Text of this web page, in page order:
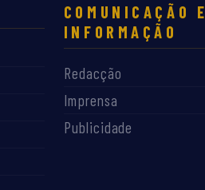
COMUNICAÇÃO E
INFORMAÇÃO
Redacção
Imprensa
Publicidade